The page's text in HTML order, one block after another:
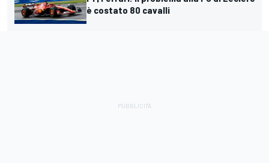
è costato 80 cavalli